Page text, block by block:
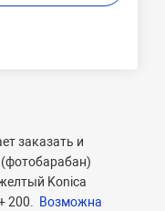
заказать и
Konica
200. Возможна